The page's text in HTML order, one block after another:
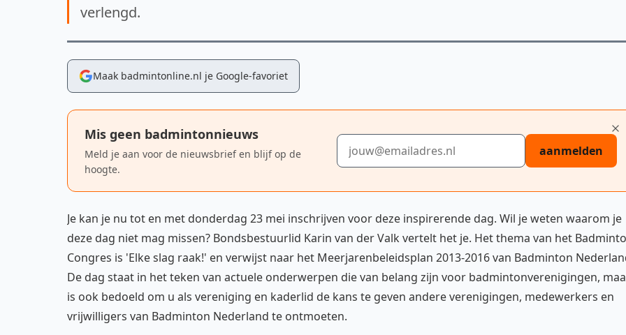
verlengd.
Maak badmintonline.nl je Google-favoriet
Mis geen badmintonnieuws
Meld je aan voor de nieuwsbrief en blijf op de
hoogte.
E-mailadres
aanmelden
Je kan je nu tot en met donderdag 23 mei inschrijven voor deze inspirerende dag. Wil je weten waarom je
deze dag niet mag missen? Bondsbestuurlid Karin van der Valk vertelt het je. Het thema van het
Congres is 'Elke slag raak!' en verwijst naar het Meerjarenbeleidsplan 2013-2016 van Badminton
De dag staat in het teken van actuele onderwerpen die van belang zijn voor badmintonverenigingen,
is ook bedoeld om u als vereniging en kaderlid de kans te geven andere verenigingen, medewerkers en
vrijwilligers van Badminton Nederland te ontmoeten.